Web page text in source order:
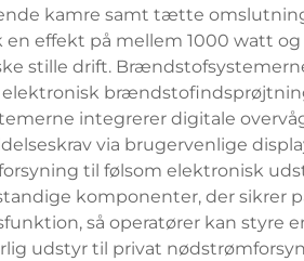
kamre samt tætte
en effekt på mellem 1000 watt
stille drift.
integrerer digitale
via brugervenlige
til følsom elektronisk
komponenter, der sikrer
så operatører kan styre
udstyr til privat